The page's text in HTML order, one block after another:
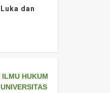
dan
ILMU HUKUM